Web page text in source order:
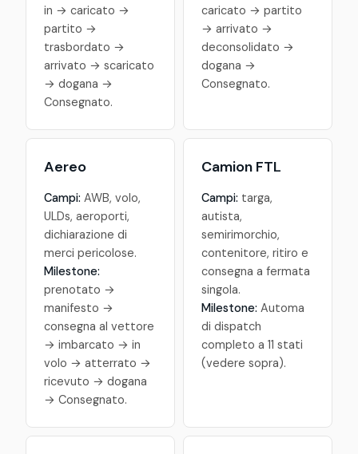
in → caricato →
partito →
trasbordato →
arrivato → scaricato
→ dogana →
Consegnato.
caricato → partito
→ arrivato →
deconsolidato →
dogana →
Consegnato.
Aereo
Campi: AWB, volo,
ULDs, aeroporti,
dichiarazione di
merci pericolose.
Milestone:
prenotato →
manifesto →
consegna al vettore
→ imbarcato → in
volo → atterrato →
ricevuto → dogana
→ Consegnato.
Camion FTL
Campi: targa,
autista,
semirimorchio,
contenitore, ritiro e
consegna a fermata
singola.
Milestone: Automa
di dispatch
completo a 11 stati
(vedere sopra).